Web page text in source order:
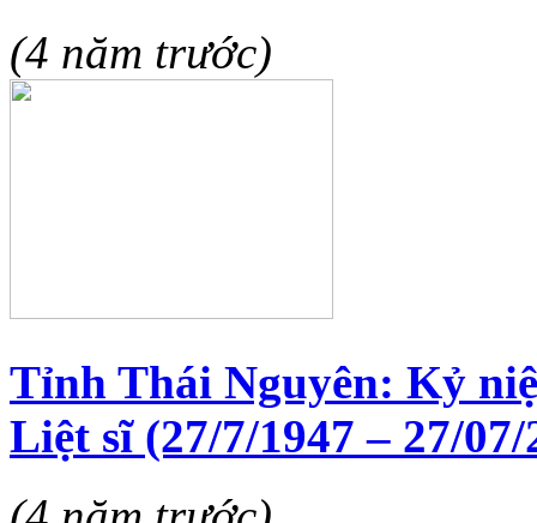
(4 năm trước)
Tỉnh Thái Nguyên: Kỷ
Liệt sĩ (27/7/1947 – 27/07/